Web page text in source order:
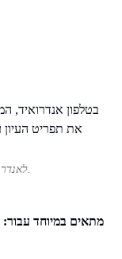
אפליקציית Trint לאנדרואיד מציגה את תפריט העיון שלה.
מתאים במיוחד עבור: